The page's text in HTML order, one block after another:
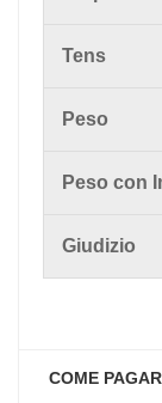
Tens
Peso
Peso con
Giudizio
COME